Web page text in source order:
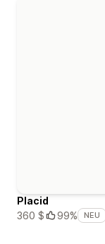
Placid
360 $
99% NEU